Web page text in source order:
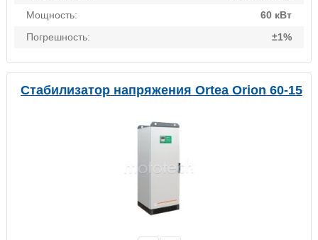
Мощность:
60 кВт
Погрешность:
±1%
Стабилизатор напряжения Ortea Orion 60-15